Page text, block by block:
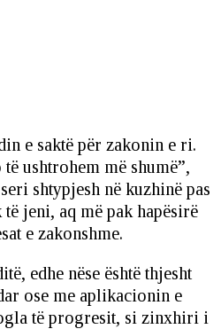
e saktë për zakonin e ri.
ushtrohem më shumë”,
shtypjesh në kuzhinë pas
jeni, aq më pak hapësirë
e zakonshme.
edhe nëse është thjesht
ose me aplikacionin e
të progresit, si zinxhiri i